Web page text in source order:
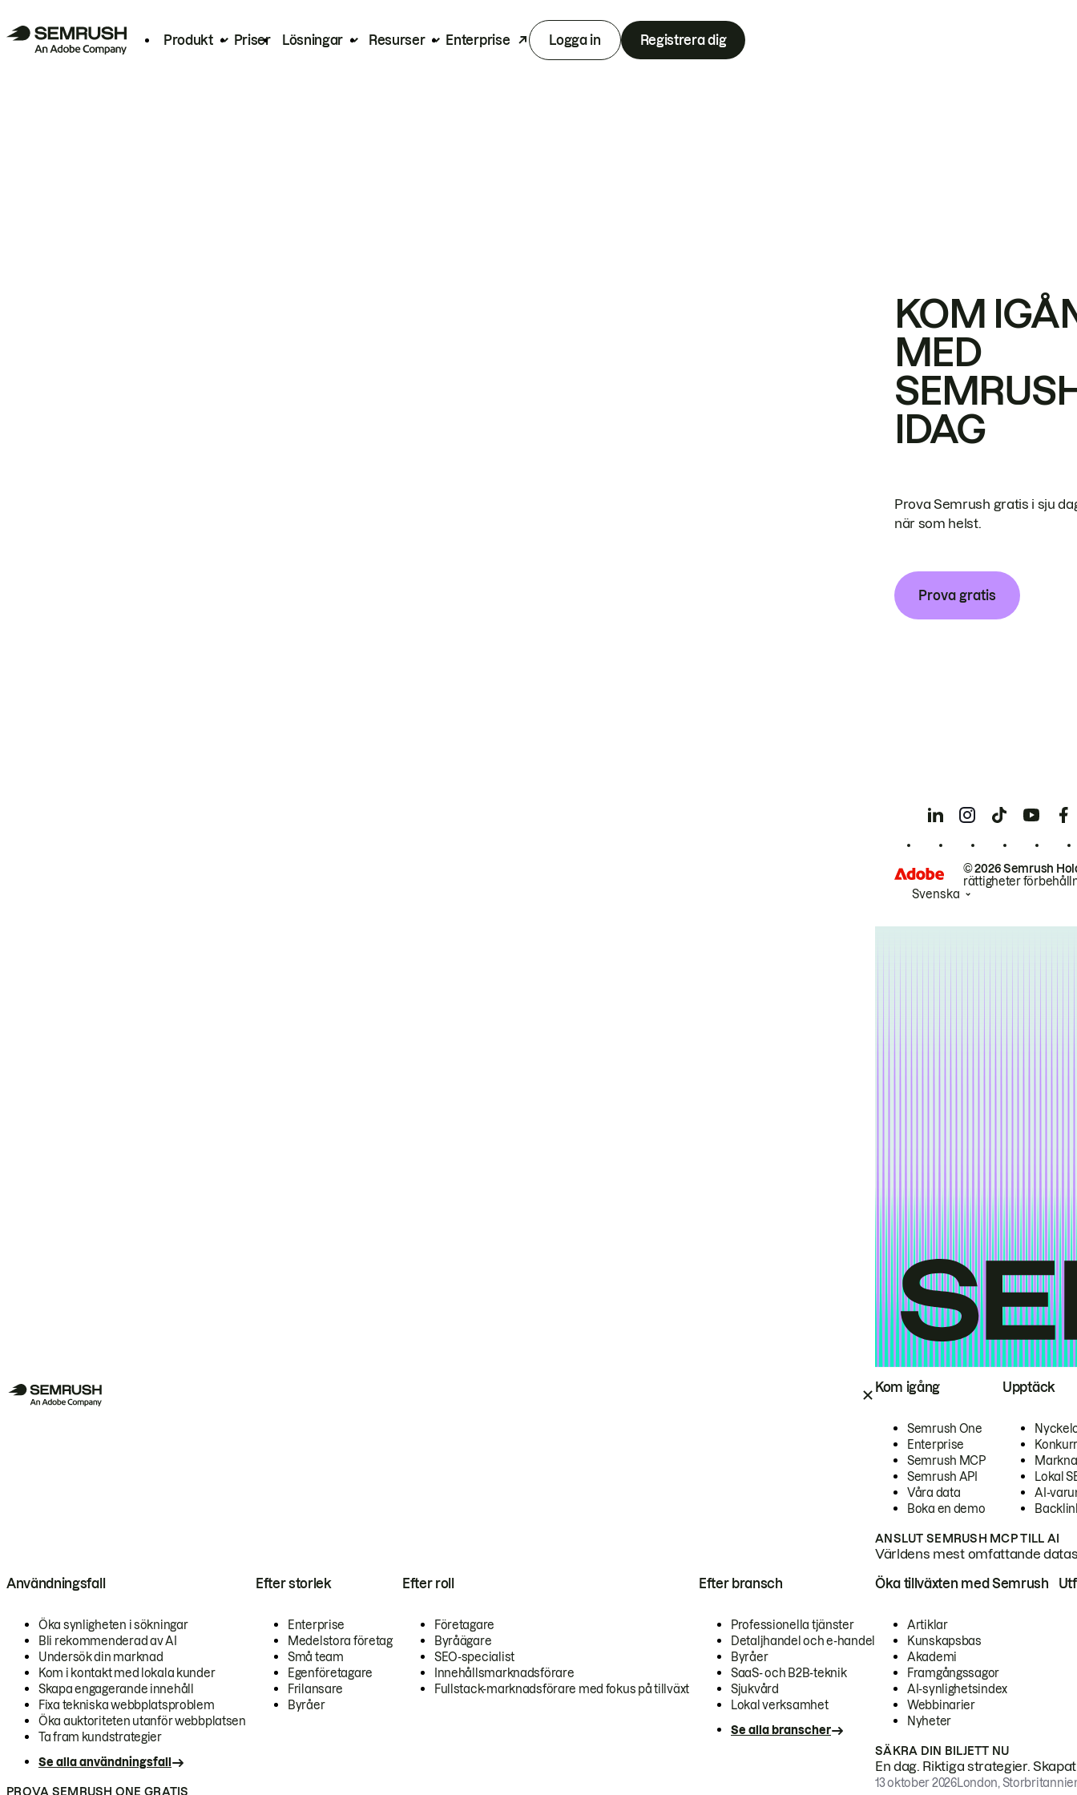
Produkt Priser Lösningar Resurser Enterprise Logga in Registrera dig
Kom igång
Semrush One
Enterprise
Semrush MCP
Semrush API
Våra data
Boka en demo
Upptäck
Lokal
AI-
ANSLUT SEMRUSH MCP TILL AI
Världens mest omfattande
Användningsfall
Öka synligheten i sökningar
Bli rekommenderad av AI
Undersök din marknad
Kom i kontakt med lokala kunder
Skapa engagerande innehåll
Fixa tekniska webbplatsproblem
Öka auktoriteten utanför webbplatsen
Ta fram kundstrategier
Se alla användningsfall
Efter storlek
Enterprise
Medelstora företag
Små team
Egenföretagare
Frilansare
Byråer
Efter roll
Företagare
Byråägare
SEO-specialist
Innehållsmarknadsförare
Fullstack-marknadsförare med fokus på tillväxt
Efter bransch
Professionella tjänster
Detaljhandel och e-handel
Byråer
SaaS- och B2B-teknik
Sjukvård
Lokal verksamhet
Se alla branscher
PROVA SEMRUSH ONE GRATIS
Öka tillväxten med Semrush
Artiklar
Kunskapsbas
Akademi
Framgångssagor
AI-synlighetsindex
Webbinarier
Nyheter
SÄKRA DIN BILJETT NU
En dag. Riktiga strategier.
13 oktober 2026London,
KOM
MED
IDAG
Prova Semrush gratis i sju
när som helst.
Prova gratis
© 2026 Semrush
rättigheter
Svenska